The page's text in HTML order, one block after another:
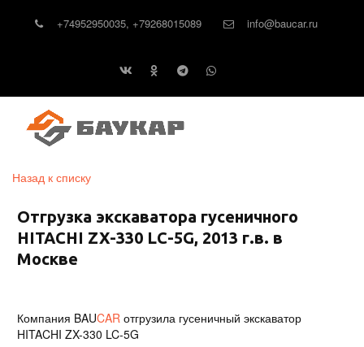
+74952950035, +79268015089 info@baucar.ru
Назад к списку
Отгрузка экскаватора гусеничного
HITACHI ZX-330 LC-5G, 2013 г.в. в
Москве
Компания BAUCAR отгрузила гусеничный экскаватор
HITACHI ZX-330 LC-5G